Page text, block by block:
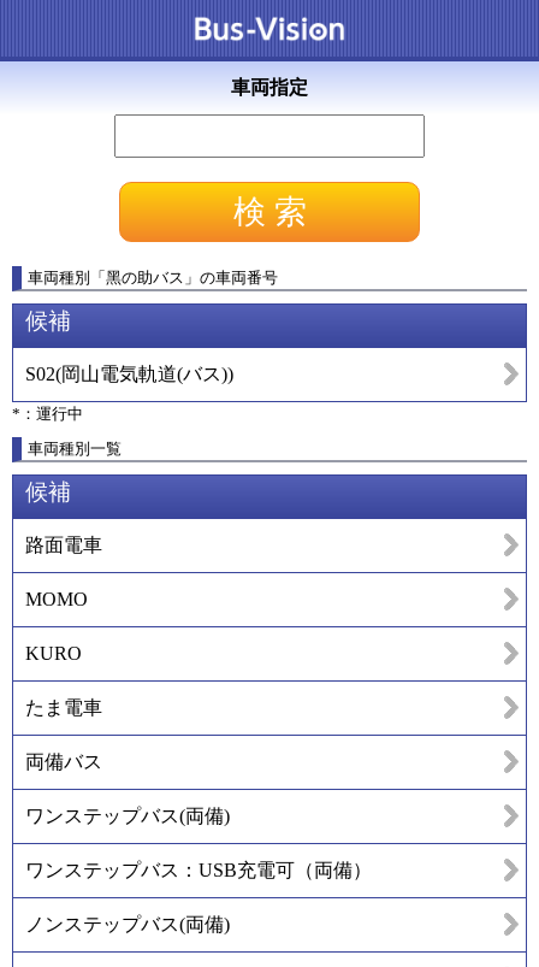
車両指定
車両種別 「 黑の助バス 」 の車両番号
候補
S02(岡山電気軌道(バス))
*：運行中
車両種別一覧
候補
路面電車
MOMO
KURO
たま電車
両備バス
ワンステップバス(両備)
ワンステップバス：USB充電可（両備）
ノンステップバス(両備)